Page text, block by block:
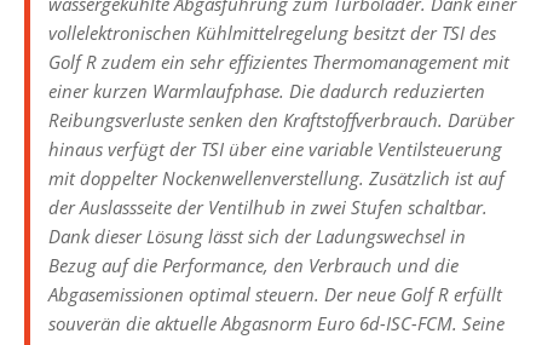
vollelektronischen Kühlmittelregelung besitzt der TSI des
Golf R zudem ein sehr effizientes Thermomanagement mit
einer kurzen Warmlaufphase. Die dadurch reduzierten
Reibungsverluste senken den Kraftstoffverbrauch. Darüber
hinaus verfügt der TSI über eine variable Ventilsteuerung
mit doppelter Nockenwellenverstellung. Zusätzlich ist auf
der Auslassseite der Ventilhub in zwei Stufen schaltbar.
Dank dieser Lösung lässt sich der Ladungswechsel in
Bezug auf die Performance, den Verbrauch und die
Abgasemissionen optimal steuern. Der neue Golf R erfüllt
souverän die aktuelle Abgasnorm Euro 6d-ISC-FCM. Seine